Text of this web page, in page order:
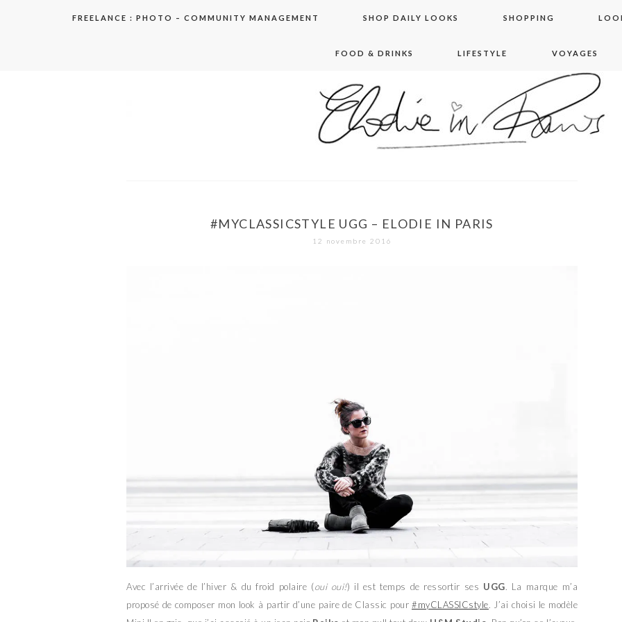
FREELANCE : PHOTO – COMMUNITY MANAGEMENT SHOP DAILY LOOKS SHOPPING
FOOD & DRINKS LIFESTYLE VOYAGES
elodie in paris
#MYCLASSICSTYLE UGG – ELODIE IN PARIS
12 novembre 2016
Avec l’arrivée de l’hiver & du froid polaire (oui oui!) il est temps de ressortir ses UGG. La marque m’a
proposé de composer mon look à partir d’une paire de Classic pour#myCLASSICstyle. J’ai choisi le modèle